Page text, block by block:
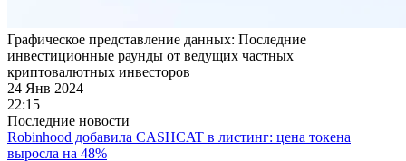
Графическое представление данных: Последние
инвестиционные раунды от ведущих частных
криптовалютных инвесторов
24 Янв 2024
22:15
Последние новости
Robinhood добавила CASHCAT в листинг: цена токена
выросла на 48%